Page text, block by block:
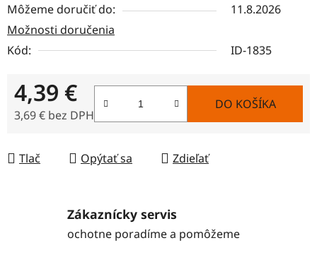
Môžeme doručiť do:
11.8.2026
Možnosti doručenia
Kód:
ID-1835
4,39 €
3,69 € bez DPH
DO KOŠÍKA
Tlač Opýtať sa Zdieľať
Zákaznícky servis
ochotne poradíme a pomôžeme